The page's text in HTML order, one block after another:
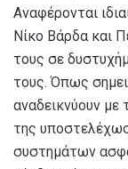
Αναφέρονται
Νίκο Βάρδα και
τους σε
τους. Όπως
αναδεικνύουν με
της
συστημάτων